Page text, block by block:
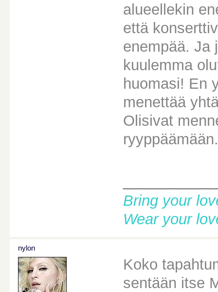
alueellekin
että
enempää. Ja
kuulemma
huomasi! En
menettää
Olisivat
Bring your
Wear your
nylon
Koko
sentään itse